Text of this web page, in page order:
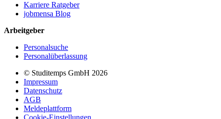
Karriere Ratgeber
jobmensa Blog
Arbeitgeber
Personalsuche
Personalüberlassung
© Studitemps GmbH 2026
Impressum
Datenschutz
AGB
Meldeplattform